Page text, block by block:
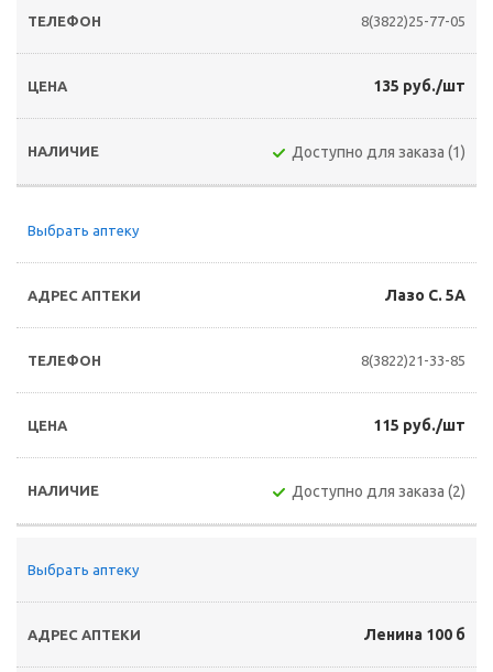
8(3822)25-77-05
135 руб./шт
Доступно для заказа (1)
Выбрать аптеку
Лазо С. 5А
8(3822)21-33-85
115 руб./шт
Доступно для заказа (2)
Выбрать аптеку
Ленина 100 б